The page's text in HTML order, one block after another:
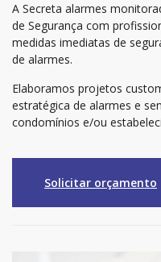
A Secreta alarmes
de Segurança com
medidas imediatas de
de alarmes.
Elaboramos projetos
estratégica de alarmes e
condomínios e/ou
Solicitar orçamento